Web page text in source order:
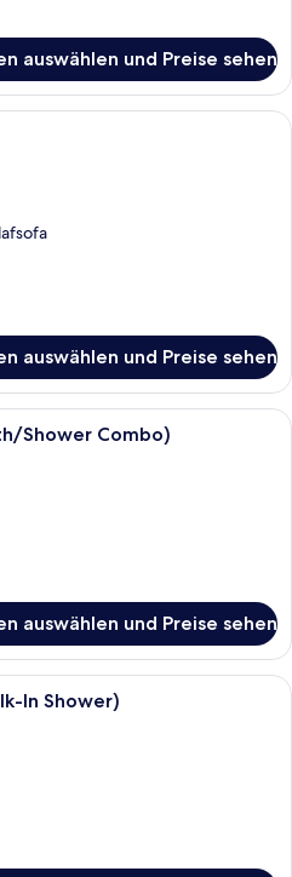
auswählen und Preise sehen
Ein Hotelzimmer mit zwei Betten,
auswählen und Preise sehen
Ein Hotelzimmer mit einem Bett,
Shower Combo)
auswählen und Preise sehen
Ein Hotelzimmer mit einem Bett,
In Shower)